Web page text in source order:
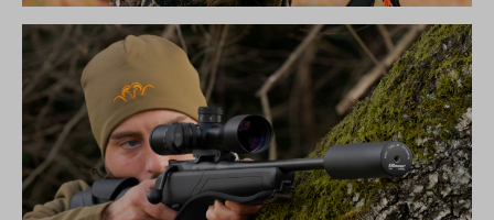
DIE NEUE SILENCE KOLLEKTION